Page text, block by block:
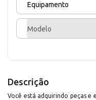
Equipamento
Modelo
Descrição
Você está adquirindo peças e